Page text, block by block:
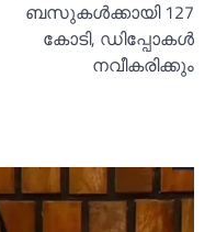
ബസുകള്‍ക്കായി 127
കോടി, ഡിപ്പോകള്‍
നവീകരിക്കും